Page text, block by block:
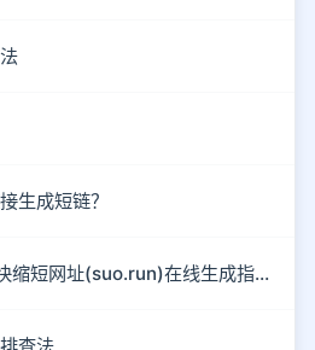
生成短链？
3分钟搞定防红链接！快缩短网址(suo.run)在线生成指南